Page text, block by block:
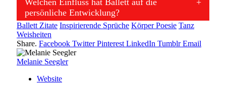
Welchen Einfluss hat Ballett auf die
persönliche Entwicklung?
Ballett Zitate Inspirierende Sprüche Körper Poesie Tanz
Weisheiten
Share. Facebook Twitter Pinterest LinkedIn Tumblr Email
Melanie Seegler
Website